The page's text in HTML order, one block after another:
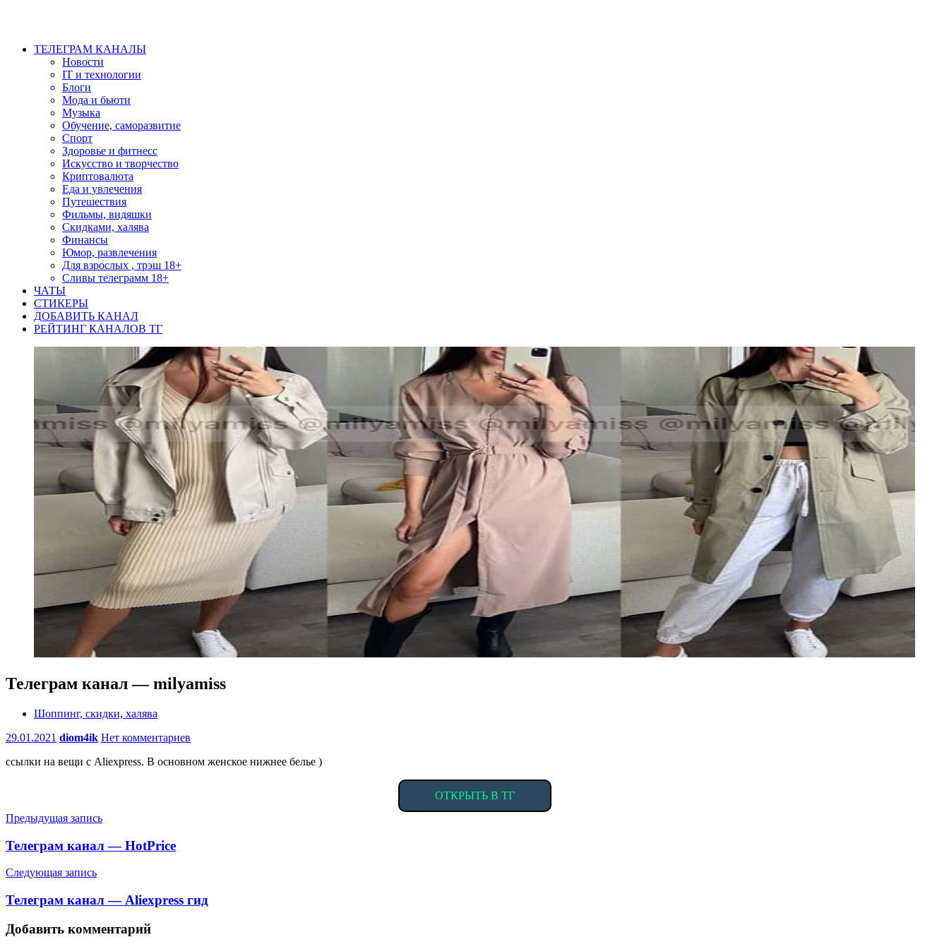
ТЕЛЕГРАМ КАНАЛЫ
Новости
IT и технологии
Блоги
Мода и бьюти
Музыка
Обучение, саморазвитие
Спорт
Здоровье и фитнесс
Искусство и творчество
Криптовалюта
Еда и увлечения
Путешествия
Фильмы, видяшки
Скидками, халява
Финансы
Юмор, развлечения
Для взрослых , трэш 18+
Сливы телеграмм 18+
ЧАТЫ
СТИКЕРЫ
ДОБАВИТЬ КАНАЛ
РЕЙТИНГ КАНАЛОВ ТГ
Телеграм канал — milyamiss
Шоппинг, скидки, халява
29.01.2021 diom4ik Нет комментариев
ссылки на вещи с Aliexpress. В основном женское нижнее белье )
ОТКРЫТЬ В ТГ
Навигация
по
записям
Предыдущая запись
Телеграм канал — HotPrice
Следующая запись
Телеграм канал — Aliexpress гид
Добавить комментарий